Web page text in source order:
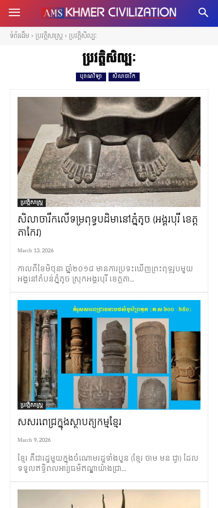
ទំព័រដើម ប្រវត្តិសាស្ត្រ ប្រវត្តិសិល្បៈ
ប្រវត្តិសិល្បៈ
បុរាណវិទ្យា សិលាចារឹក
ប្រវត្តិសាស្ត្រ
សិលាចារឹកលើទម្រពុទ្ធបដិមានៅភ្នំតូច (អង្គរបុរី ខេត្ត
តាកែវ)
March 13, 2026
កាលពីខែមិថុនា ឆ្នាំ២០១៨ មានការប្រទះឃើញព្រះពុទ្ធរូបមួយ
អង្គនៅតំបន់ភ្នំតូច ស្រុកអង្គរបុរី ខេត្តតា...
ប្រវត្តិសាស្ត្រ
សសរពេជ្រក្នុងស្ថាបត្យកម្មខ្មែរ
March 9, 2026
ខ្មែរ គឺជារដ្ឋមួយក្នុងចំណោមរដ្ឋទាំងបួន (ខ្មែរ ចាម មន ជ្វា) ដែល
ទទួលឥទ្ធិពលអារ្យធម៌ឥណ្ឌាយ៉ាងជ្រា...